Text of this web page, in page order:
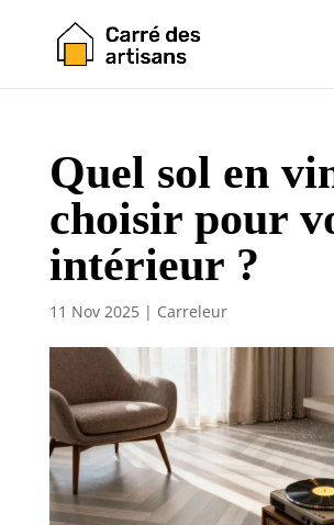
Quel sol en
choisir pour
intérieur ?
11 Nov 2025| Carreleur